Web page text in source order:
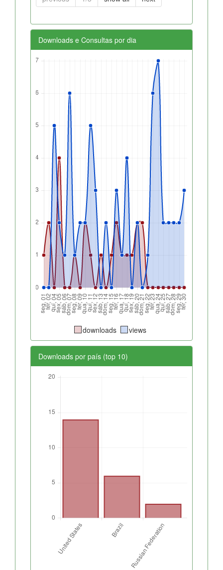
Downloads e Consultas por dia
downloads views
Downloads por país (top 10)